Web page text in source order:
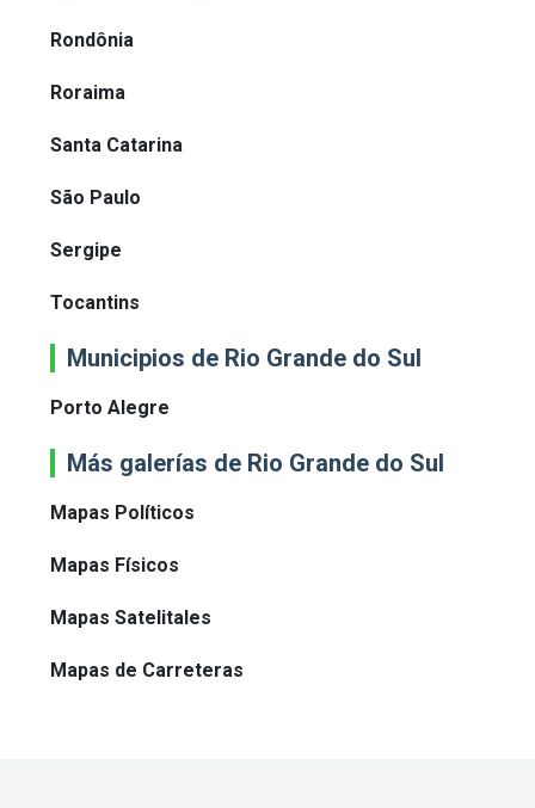
Rondônia
Roraima
Santa Catarina
São Paulo
Sergipe
Tocantins
Municipios de Rio Grande do Sul
Porto Alegre
Más galerías de Rio Grande do Sul
Mapas Políticos
Mapas Físicos
Mapas Satelitales
Mapas de Carreteras